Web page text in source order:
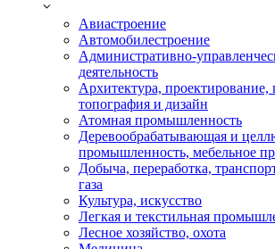
Авиастроение
Автомобилестроение
Административно-
деятельность
Архитектура, проектирование,
топография и дизайн
Атомная промышленность
Деревообрабатывающая и
промышленность, мебельное
Добыча, переработка,
газа
Культура, искусство
Легкая и текстильная
Лесное хозяйство, охота